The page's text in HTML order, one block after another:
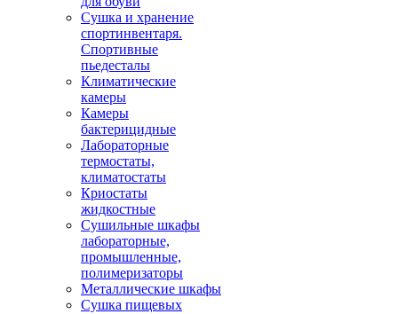
Сушка и хранение
спортинвентаря.
Спортивные
пьедесталы
Климатические
камеры
Камеры
бактерицидные
Лабораторные
термостаты,
климатостаты
Криостаты
жидкостные
Сушильные шкафы
лабораторные,
промышленные,
полимеризаторы
Металлические шкафы
Сушка пищевых